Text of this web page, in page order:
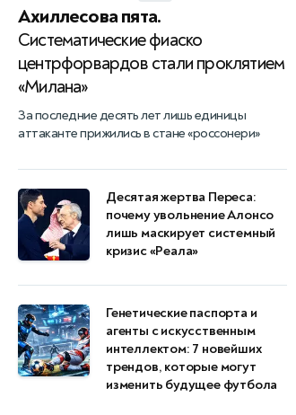
Ахиллесова пята.
Систематические фиаско
центрфорвардов стали проклятием
«Милана»
За последние десять лет лишь единицы
аттаканте прижились в стане «россонери»
Десятая жертва Переса:
почему увольнение Алонсо
лишь маскирует системный
кризис «Реала»
Генетические паспорта и
агенты с искусственным
интеллектом: 7 новейших
трендов, которые могут
изменить будущее футбола